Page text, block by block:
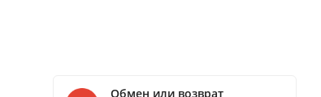
Обмен или возврат